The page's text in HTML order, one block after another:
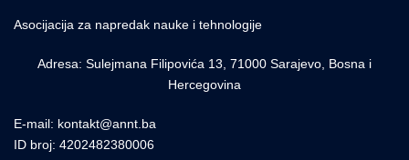
Asocijacija za napredak nauke i tehnologije
Adresa: Sulejmana Filipovića 13, 71000 Sarajevo, Bosna i
Hercegovina
E-mail: kontakt@annt.ba
ID broj: 4202482380006